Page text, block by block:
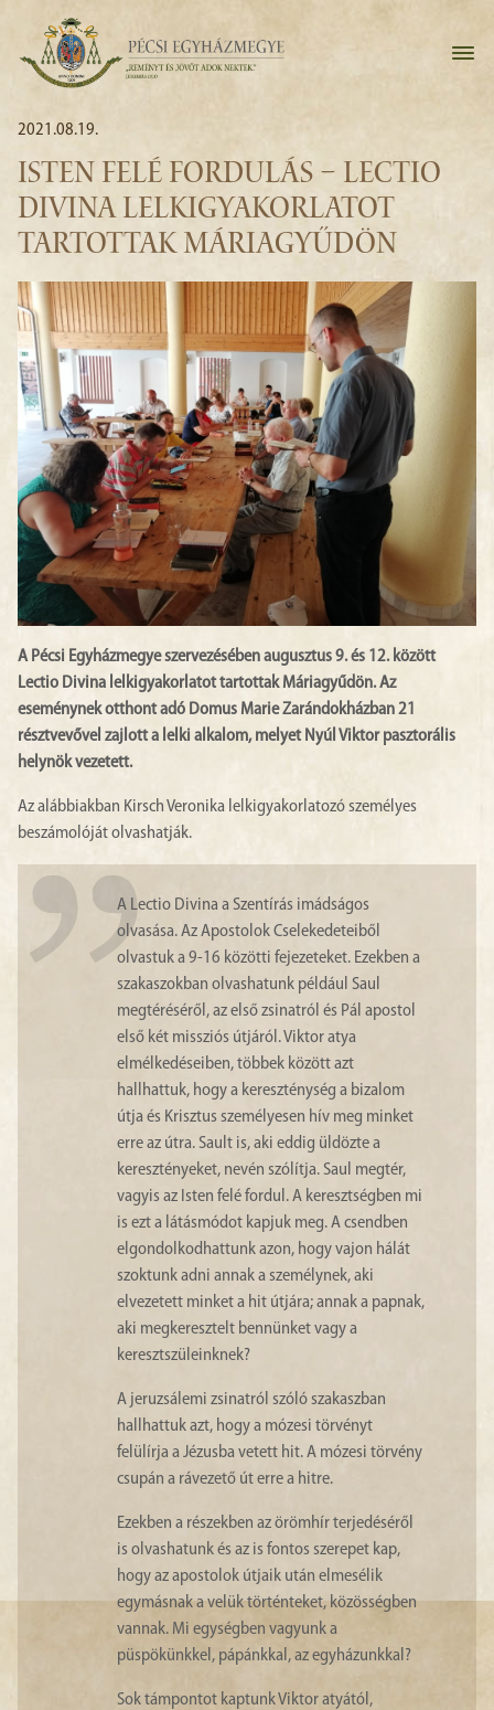
2021.08.19.
ISTEN FELÉ FORDULÁS – LECTIO
DIVINA LELKIGYAKORLATOT
TARTOTTAK MÁRIAGYŰDÖN
A Pécsi Egyházmegye szervezésében augusztus 9. és 12. között
Lectio Divina lelkigyakorlatot tartottak Máriagyűdön. Az
eseménynek otthont adó Domus Marie Zarándokházban 21
résztvevővel zajlott a lelki alkalom, melyet Nyúl Viktor pasztorális
helynök vezetett.
Az alábbiakban Kirsch Veronika lelkigyakorlatozó személyes
beszámolóját olvashatják.
A Lectio Divina a Szentírás imádságos
olvasása. Az Apostolok Cselekedeteiből
olvastuk a 9-16 közötti fejezeteket. Ezekben a
szakaszokban olvashatunk például Saul
megtéréséről, az első zsinatról és Pál apostol
első két missziós útjáról. Viktor atya
elmélkedéseiben, többek között azt
hallhattuk, hogy a kereszténység a bizalom
útja és Krisztus személyesen hív meg minket
erre az útra. Sault is, aki eddig üldözte a
keresztényeket, nevén szólítja. Saul megtér,
vagyis az Isten felé fordul. A keresztségben mi
is ezt a látásmódot kapjuk meg. A csendben
elgondolkodhattunk azon, hogy vajon hálát
szoktunk adni annak a személynek, aki
elvezetett minket a hit útjára; annak a papnak,
aki megkeresztelt bennünket vagy a
keresztszüleinknek?
A jeruzsálemi zsinatról szóló szakaszban
hallhattuk azt, hogy a mózesi törvényt
felülírja a Jézusba vetett hit. A mózesi törvény
csupán a rávezető út erre a hitre.
Ezekben a részekben az örömhír terjedéséről
is olvashatunk és az is fontos szerepet kap,
hogy az apostolok útjaik után elmesélik
egymásnak a velük történteket, közösségben
vannak. Mi egységben vagyunk a
püspökünkkel, pápánkkal, az egyházunkkal?
Sok támpontot kaptunk Viktor atyától,